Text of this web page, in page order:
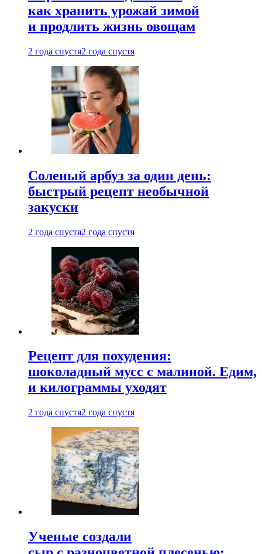
как хранить урожай зимой
и продлить жизнь овощам
2 года спустя2 года спустя
Соленый арбуз за один день:
быстрый рецепт необычной
закуски
2 года спустя2 года спустя
Рецепт для похудения:
шоколадный мусс с малиной. Едим,
и килограммы уходят
2 года спустя2 года спустя
Ученые создали